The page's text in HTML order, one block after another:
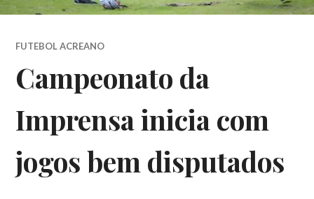
FUTEBOL ACREANO
Campeonato da
Imprensa inicia com
jogos bem disputados